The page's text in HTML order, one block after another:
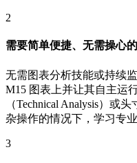
2
需要简单便捷、无需操心
无需图表分析技能或持续
M15 图表上并让其自主运
（Technical Analysis）或
杂操作的情况下，学习专
3